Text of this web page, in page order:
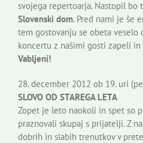
svojega repertoarja. Nastopil bo
Slovenski dom. Pred nami je še
tem gostovanju se obeta veselo
koncertu z našimi gosti zapeli in
Vabljeni!
28. december 2012 ob 19. uri
SLOVO OD STAREGA LETA
Zopet je leto naokoli in spet so
praznovali skupaj s prijatelji. Z
dobrih in slabih trenutkov v